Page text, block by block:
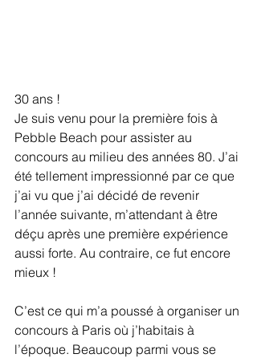
30 ans !
Je suis venu pour la première fois à
Pebble Beach pour assister au
concours au milieu des années 80. J’ai
été tellement impressionné par ce que
j’ai vu que j’ai décidé de revenir
l’année suivante, m’attendant à être
déçu après une première expérience
aussi forte. Au contraire, ce fut encore
mieux !
C’est ce qui m’a poussé à organiser un
concours à Paris où j’habitais à
l’époque. Beaucoup parmi vous se